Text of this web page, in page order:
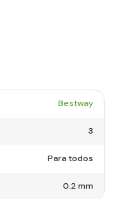
Bestway
3
Para todos
0.2 mm